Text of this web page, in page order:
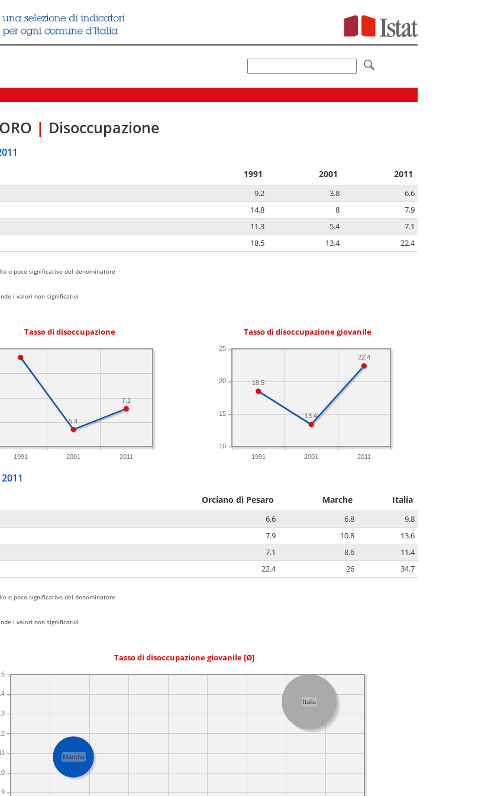
| Disoccupazione
1991 2001 2011
9.2 3.8
6.6
14.8 8
7.9
11.3 5.4
7.1
18.5 13.4 22.4
o poco significativo del denominatore
i valori non significativi
Tasso di disoccupazione
1991 2001 2011
7.1
5.4
Tasso di disoccupazione giovanile
1991 2001 2011
10
15
20
25
22.4
13.4
18.5
Orciano di Pesaro Marche Italia
6.6 6.8
9.8
7.9 10.8
13.6
7.1 8.6
11.4
22.4 26 34.7
o poco significativo del denominatore
i valori non significativi
Tasso di disoccupazione giovanile [Ø]
9
Italia
Marche